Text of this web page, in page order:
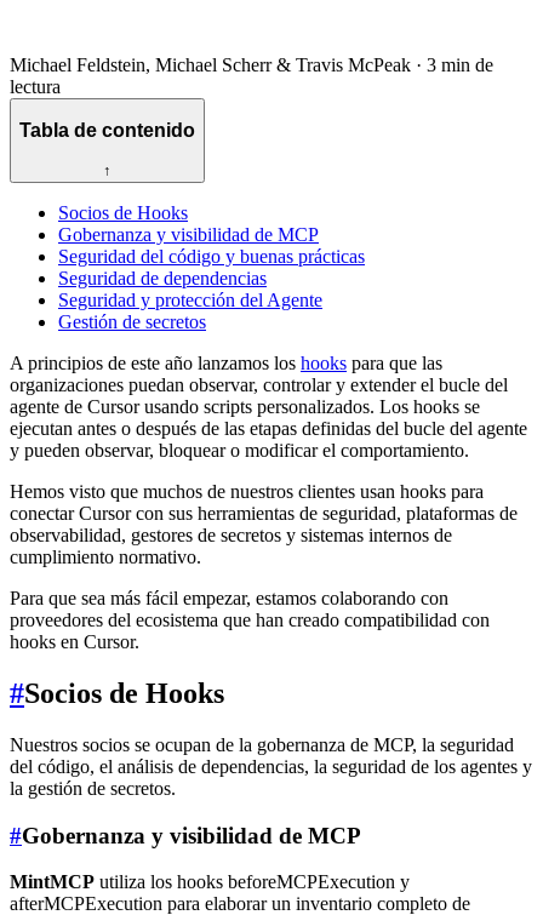
Michael Feldstein, Michael Scherr & Travis McPeak · 3 min de
lectura
Tabla de contenido
↑
Socios de Hooks
Gobernanza y visibilidad de MCP
Seguridad del código y buenas prácticas
Seguridad de dependencias
Seguridad y protección del Agente
Gestión de secretos
A principios de este año lanzamos los hooks para que las
organizaciones puedan observar, controlar y extender el bucle del
agente de Cursor usando scripts personalizados. Los hooks se
ejecutan antes o después de las etapas definidas del bucle del agente
y pueden observar, bloquear o modificar el comportamiento.
Hemos visto que muchos de nuestros clientes usan hooks para
conectar Cursor con sus herramientas de seguridad, plataformas de
observabilidad, gestores de secretos y sistemas internos de
cumplimiento normativo.
Para que sea más fácil empezar, estamos colaborando con
proveedores del ecosistema que han creado compatibilidad con
hooks en Cursor.
#Socios de Hooks
Nuestros socios se ocupan de la gobernanza de MCP, la seguridad
del código, el análisis de dependencias, la seguridad de los agentes y
la gestión de secretos.
#Gobernanza y visibilidad de MCP
MintMCP utiliza los hooks beforeMCPExecution y
afterMCPExecution para elaborar un inventario completo de